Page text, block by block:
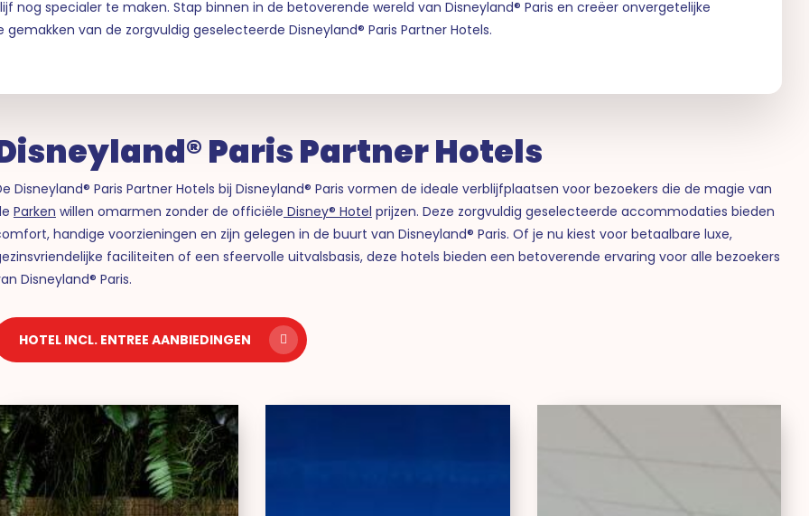
nog specialer te maken. Stap binnen in de betoverende wereld van Disneyland® Paris en creëer onvergetelijke
van de zorgvuldig geselecteerde Disneyland® Paris Partner Hotels.
Paris Partner Hotels
Disneyland® Paris Partner Hotels bij Disneyland® Paris vormen de ideale verblijfplaatsen voor bezoekers die de magie van
Parken willen omarmen zonder de officiële Disney® Hotel prijzen. Deze zorgvuldig geselecteerde accommodaties bieden
handige voorzieningen en zijn gelegen in de buurt van Disneyland® Paris. Of je nu kiest voor betaalbare luxe,
faciliteiten of een sfeervolle uitvalsbasis, deze hotels bieden een betoverende ervaring voor alle bezoekers
Disneyland® Paris.
HOTEL INCL. ENTREE AANBIEDINGEN
Ki
Space
Hotel
&
Spa